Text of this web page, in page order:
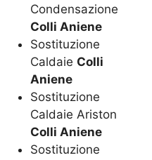
Condensazione
Colli Aniene
Sostituzione
Caldaie Colli
Aniene
Sostituzione
Caldaie Ariston
Colli Aniene
Sostituzione